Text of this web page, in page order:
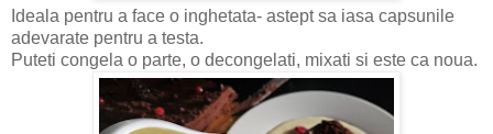
Ideala pentru a face o inghetata- astept sa iasa capsunile
adevarate pentru a testa.
Puteti congela o parte, o decongelati, mixati si este ca noua.